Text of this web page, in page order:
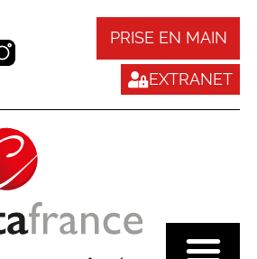
PRISE EN MAIN
EXTRANET